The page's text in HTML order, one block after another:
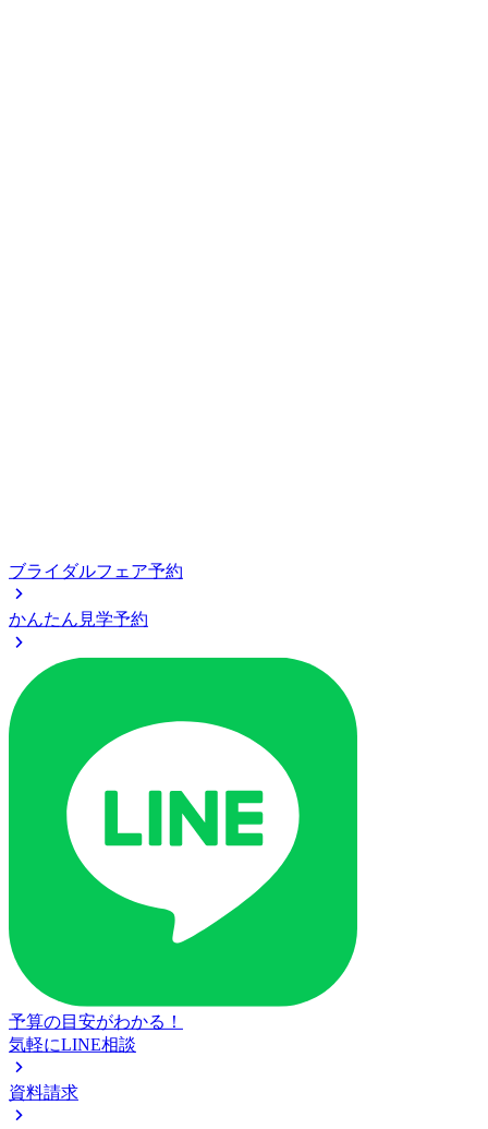
ブライダルフェア予約
かんたん見学予約
予算の目安がわかる！
気軽にLINE相談
資料請求